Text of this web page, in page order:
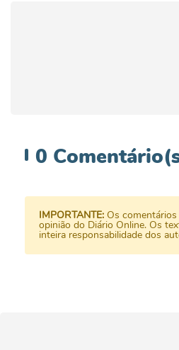
0
IMPORTANTE: Os
opinião do Diário Online. Os
inteira responsabilidade dos